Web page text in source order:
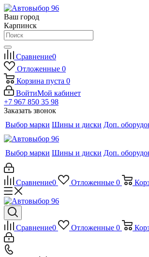
Ваш город
Карпинск
Сравнение0
Отложенные 0
Корзина пуста 0
ВойтиМой кабинет
+7 967 850 35 98
Заказать звонок
Выбор марки Шины и диски Доп.
Выбор марки Шины и диски Доп.
Сравнение0 Отложенные 0
Сравнение0 Отложенные 0